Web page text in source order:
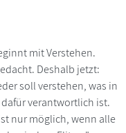
mit Verstehen.
Deshalb jetzt:
soll verstehen, was in
verantwortlich ist.
nur möglich, wenn alle